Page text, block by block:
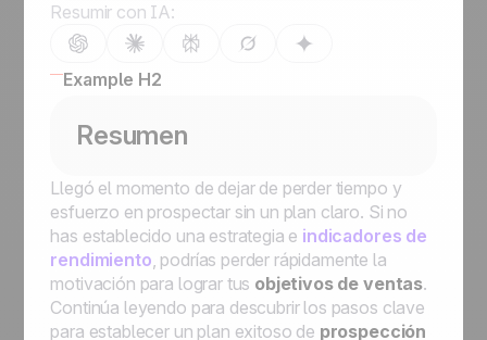
Resumir con IA:
Example H2
Resumen
Llegó el momento de dejar de perder tiempo y
esfuerzo en prospectar sin un plan claro. Si no
has establecido una estrategia e indicadores de
rendimiento, podrías perder rápidamente la
motivación para lograr tus objetivos de ventas.
Continúa leyendo para descubrir los pasos clave
para establecer un plan exitoso de prospección